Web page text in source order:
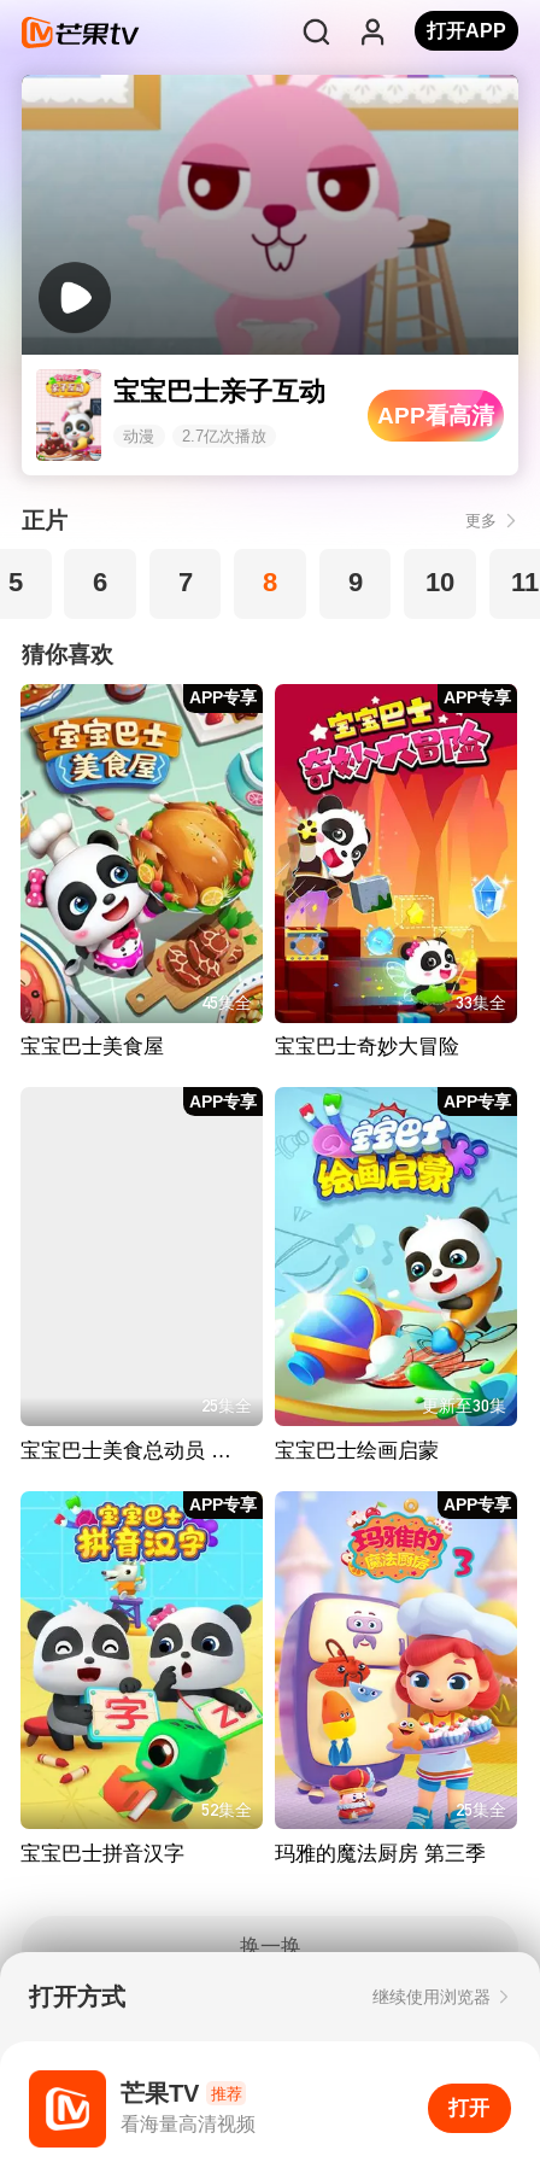
打开APP
宝宝巴士亲子互动
动漫 2.7亿次播放
APP看高清
正片 更多
5 6 7 8 9 10 11
猜你喜欢
APP专享
45集全
宝宝巴士美食屋
APP专享
33集全
宝宝巴士奇妙大冒险
APP专享
25集全
宝宝巴士美食总动员 第二季
APP专享
更新至30集
宝宝巴士绘画启蒙
APP专享
52集全
宝宝巴士拼音汉字
APP专享
25集全
玛雅的魔法厨房 第三季
换一换
5
打开APP
打开方式 继续使用浏览器
芒果TV 推荐
看海量高清视频
打开